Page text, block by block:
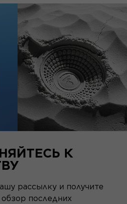
К
рассылку и получите
последних